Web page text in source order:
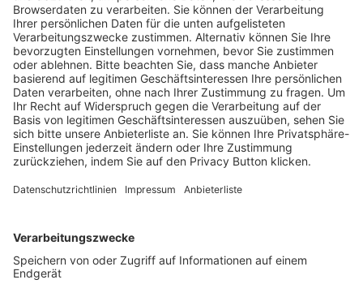
Trainerausbildung
Schulungsangebot Vereinsmitarbeiter
BFV-Geschäftsstellen
Trainerbörse
Login SpielPlus
FOLGE DEM BFV
TOP-VEREINE